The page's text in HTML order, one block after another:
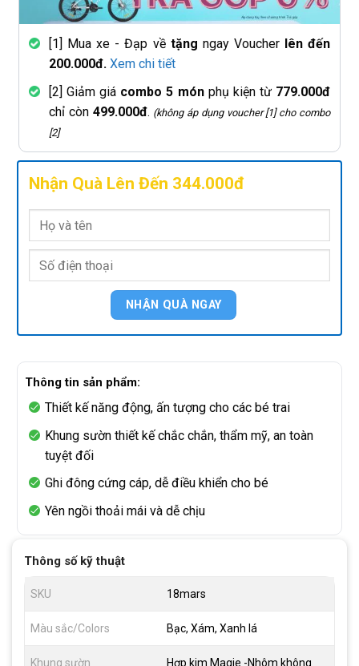
[1] Mua xe - Đạp về tặng ngay Voucher lên đến
200.000đ. Xem chi tiết
[2] Giảm giá combo 5 mónphụ kiện từ 779.000đ
chỉ còn 499.000đ. (không áp dụng voucher [1] cho combo
[2]
Nhận Quà Lên Đến 344.000đ
Thông tin sản phẩm:
Thiết kế năng động, ấn tượng cho các bé trai
Khung sườn thiết kế chắc chắn, thẩm mỹ, an toàn
tuyệt đối
Ghi đông cứng cáp, dễ điều khiển cho bé
Yên ngồi thoải mái và dễ chịu
Thông số kỹ thuật
SKU 18mars
Màu sắc/Colors Bạc, Xám, Xanh lá
Khung sườn
Hợp kim Magie -Nhôm không